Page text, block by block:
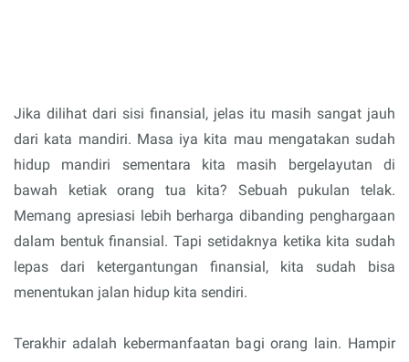
Jika dilihat dari sisi finansial, jelas itu masih sangat jauh
dari kata mandiri. Masa iya kita mau mengatakan sudah
hidup mandiri sementara kita masih bergelayutan di
bawah ketiak orang tua kita? Sebuah pukulan telak.
Memang apresiasi lebih berharga dibanding penghargaan
dalam bentuk finansial. Tapi setidaknya ketika kita sudah
lepas dari ketergantungan finansial, kita sudah bisa
menentukan jalan hidup kita sendiri.
Terakhir adalah kebermanfaatan bagi orang lain. Hampir